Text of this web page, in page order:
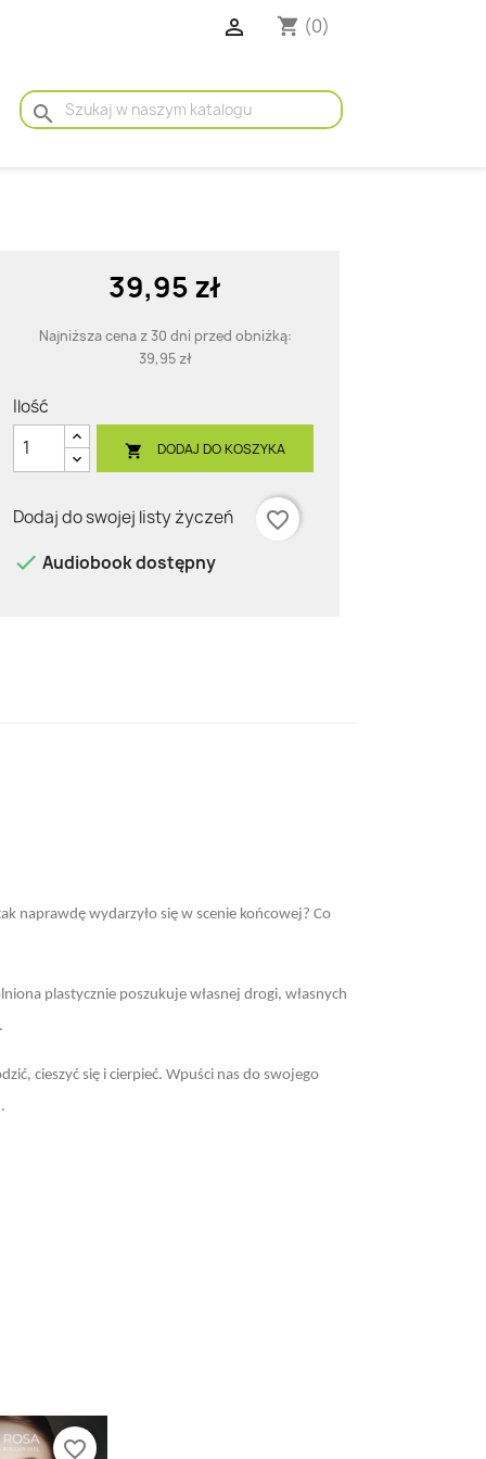
 shopping_cart (0)
search
39,95 zł
Najniższa cena z 30 dni przed obniżką:
39,95 zł
Ilość
 DODAJ DO KOSZYKA
Dodaj do swojej listy życzeń
favorite_border
 Audiobook dostępny
naprawdę wydarzyło się w scenie końcowej? Co
plastycznie poszukuje własnej drogi, własnych
cieszyć się i cierpieć. Wpuści nas do swojego
favorite_border